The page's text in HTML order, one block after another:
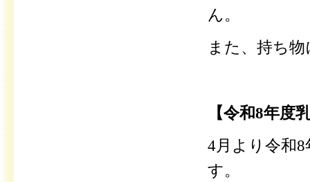
ん。
また、持ち
【令和8年度
4月より令和
す。